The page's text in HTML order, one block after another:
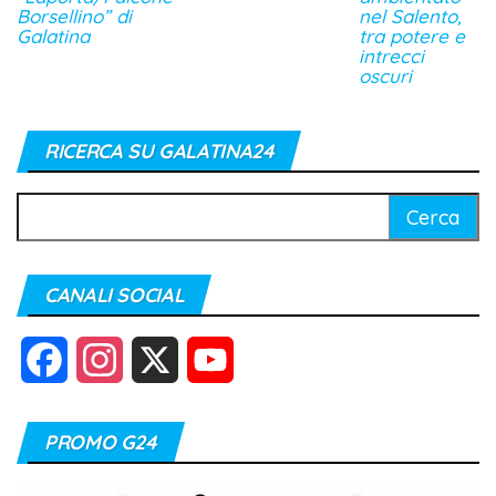
Borsellino” di
Galatina
nel Salento,
tra potere e
intrecci
oscuri
RICERCA SU GALATINA24
per:
CANALI SOCIAL
c s
PROMO G24